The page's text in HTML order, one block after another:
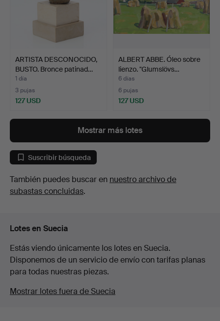
ARTISTA DESCONOCIDO,
BUSTO. Bronce patinad…
1 día
3 pujas
127 USD
ALBERT ABBE. Óleo sobre
lienzo. "Glumslövs…
6 días
6 pujas
127 USD
Mostrar más lotes
Suscribir búsqueda
También puedes buscar en nuestro archivo de
subastas concluidas.
Lotes en Suecia
Estás viendo únicamente los lotes en Suecia.
Disponemos de un servicio de envío con tarifas planas
para todas nuestras piezas.
Mostrar lotes fuera de Suecia